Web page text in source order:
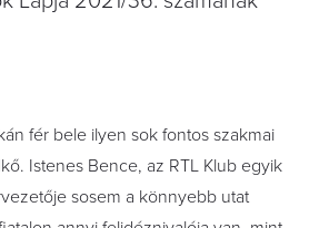
fér bele ilyen sok fontos szakmai
Istenes Bence, az RTL Klub egyik
sosem a könnyebb utat